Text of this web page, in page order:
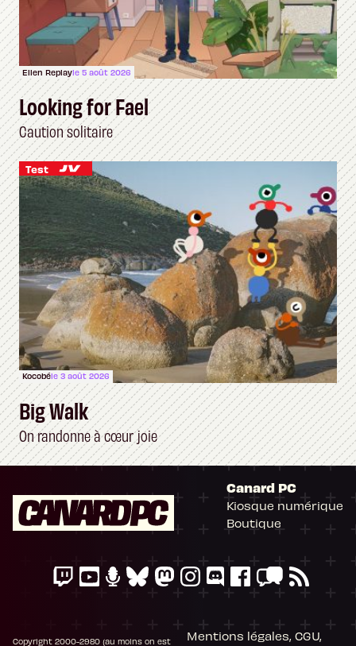
Ellen Replayle 5 août 2026
Looking for Fael
Caution solitaire
Test
Kocobéle 3 août 2026
Big Walk
On randonne à cœur joie
Canard PC
Kiosque numérique
Boutique
Copyright 2000-2980 (au moins on est
Mentions légales, CGU,